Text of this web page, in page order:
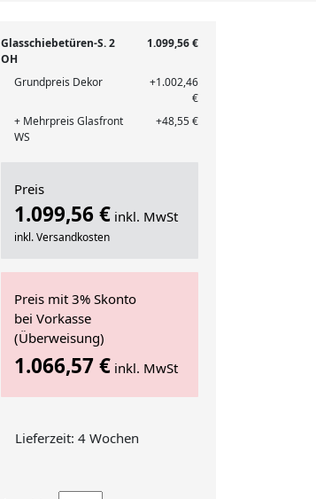
Glasschiebetüren-S. 2
OH
1.099,56 €
Grundpreis Dekor
+1.002,46
€
+ Mehrpreis Glasfront
WS
+48,55 €
Preis
1.099,56 € inkl. MwSt
inkl. Versandkosten
Preis mit 3% Skonto
bei Vorkasse
(Überweisung)
1.066,57 € inkl. MwSt
Lieferzeit: 4 Wochen